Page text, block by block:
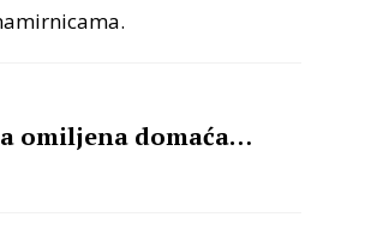
omiljena domaća